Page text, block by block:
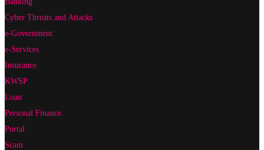
Cyber Threats and Attacks
e-Government
e-Services
Insurance
KWSP
Loan
Personal Finance
Portal
Scam